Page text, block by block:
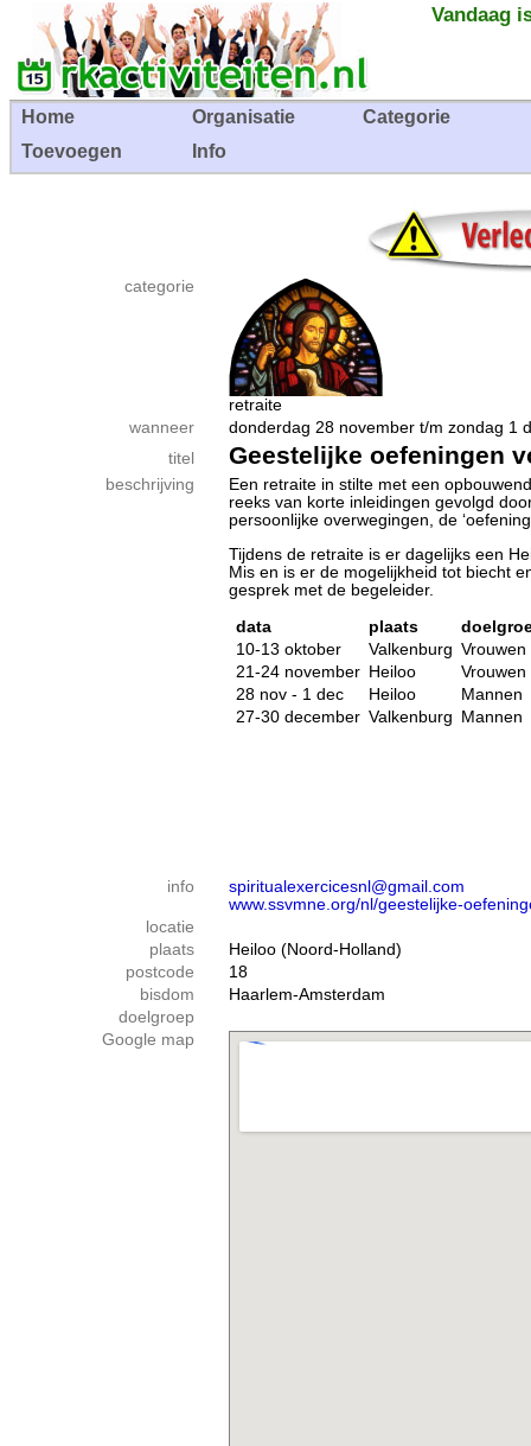
Vandaag
Home Organisatie
Categorie
Toevoegen
Info
categorie
retraite
wanneer
donderdag 28 november t/m zondag
titel
Geestelijke oefeningen
beschrijving
Een retraite in stilte met een
reeks van korte inleidingen gevolgd
persoonlijke overwegingen, de
Tijdens de retraite is er dagelijks een
Mis en is er de mogelijkheid tot biecht
gesprek met de begeleider.
data plaats
10-13 oktober
Valkenburg Vrouwen
21-24 november Heiloo
Vrouwen
28 nov - 1 dec
Heiloo
Mannen
27-30 december Valkenburg Mannen
info
spiritualexercicesnl@gmail.com
www.ssvmne.org/nl/geestelijke-
locatie
plaats
Heiloo (Noord-Holland)
postcode
18
bisdom
Haarlem-Amsterdam
doelgroep
Google map